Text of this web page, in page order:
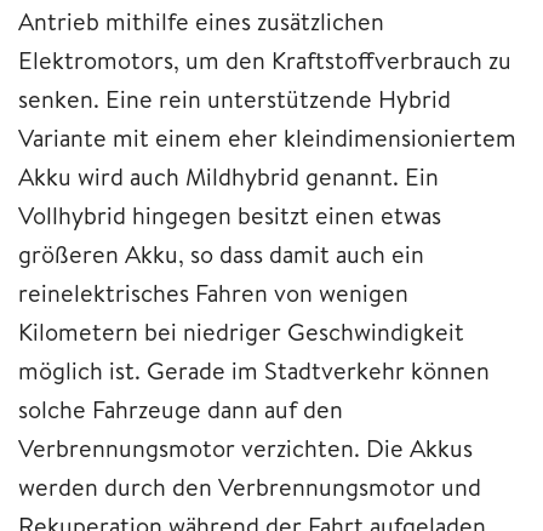
Antrieb mithilfe eines zusätzlichen
Elektromotors, um den Kraftstoffverbrauch zu
senken. Eine rein unterstützende Hybrid
Variante mit einem eher kleindimensioniertem
Akku wird auch Mildhybrid genannt. Ein
Vollhybrid hingegen besitzt einen etwas
größeren Akku, so dass damit auch ein
reinelektrisches Fahren von wenigen
Kilometern bei niedriger Geschwindigkeit
möglich ist. Gerade im Stadtverkehr können
solche Fahrzeuge dann auf den
Verbrennungsmotor verzichten. Die Akkus
werden durch den Verbrennungsmotor und